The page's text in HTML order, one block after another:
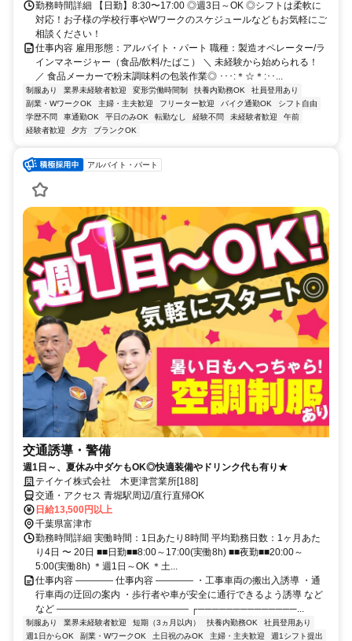
勤務時間詳細 【日勤】8:30〜17:00 ◎週3日～OK ◎シフトは柔軟に
対応！お子様の学校行事やWワークのスケジュールなどもお気軽にご
相談ください！
仕事内容 雇用形態：アルバイト・パート 職種：製造オペレーター/ラ
インマネージャー（食品/飲料/たばこ） ＼ 未経験から始められる！
／ 食品メーカーで粉末調味料の包装作業◎ ･･･:＊☆＊:･･...
制服あり 業界未経験者歓迎 変形労働時間制 扶養内勤務OK
社員登用あり
副業・WワークOK
主婦・主夫歓迎 フリーター歓迎 バイク通勤OK
シフト自由
学歴不問
車通勤OK 平日のみOK 転勤なし 経験不問 未経験者歓迎
午前
経験者歓迎
夕方 ブランクOK
アルバイト・パート
交通誘導・警備
週1日～、夏休み中ダケもOK◎快適装備やドリンク代も有り★
テイケイ株式会社 木更津営業所[188]
交通・アクセス 青堀駅周辺/直行直帰OK
日給13,500円以上
千葉県富津市
勤務時間詳細 実働時間：1日あたり8時間 平均勤務日数：1ヶ月あた
り4日 〜 20日 ■■日勤■■8:00～17:00(実働8h) ■■夜勤■■20:00～
5:00(実働8h) ＊週1日～OK ＊土...
仕事内容 ―――― 仕事内容 ―――― ・工事車両の搬出入誘導 ・通
行車両の迂回の案内 ・歩行者や車が安全に通行できるよう誘導 など
など ―――――――――――――― ┌──────────────...
制服あり 業界未経験者歓迎 短期（3ヵ月以内） 扶養内勤務OK
社員登用あり
週1日からOK
副業・WワークOK 土日祝のみOK 主婦・主夫歓迎
週1シフト提出